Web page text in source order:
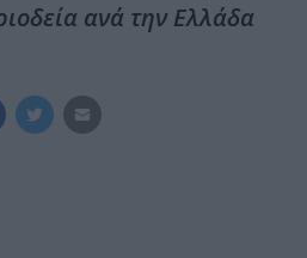
ανά την Ελλάδα